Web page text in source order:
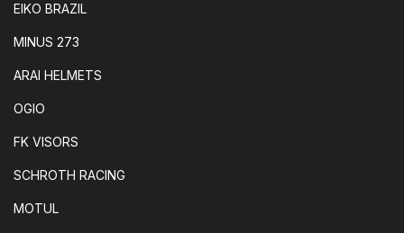
EIKO BRAZIL
MINUS 273
ARAI HELMETS
OGIO
FK VISORS
SCHROTH RACING
MOTUL